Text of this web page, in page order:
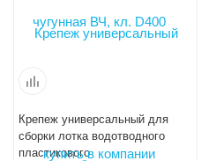
Крепеж универсальный для
сборки лотка водотводного
пластикового